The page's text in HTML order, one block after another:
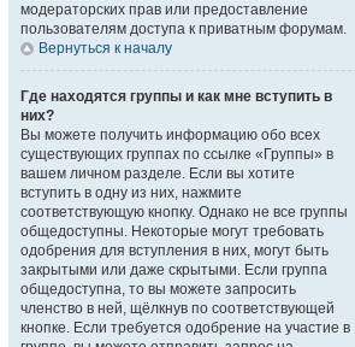
модераторских прав или предоставление
пользователям доступа к приватным форумам.
Вернуться к началу
Где находятся группы и как мне вступить в
них?
Вы можете получить информацию обо всех
существующих группах по ссылке «Группы» в
вашем личном разделе. Если вы хотите
вступить в одну из них, нажмите
соответствующую кнопку. Однако не все группы
общедоступны. Некоторые могут требовать
одобрения для вступления в них, могут быть
закрытыми или даже скрытыми. Если группа
общедоступна, то вы можете запросить
членство в ней, щёлкнув по соответствующей
кнопке. Если требуется одобрение на участие в